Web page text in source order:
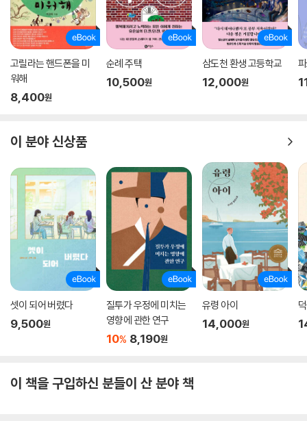
고릴라는 핸드폰을 미
워해
8,400원
순례 주택
10,500원
삼도천 환생 고등학교
12,000원
이 분야 신상품
셋이 되어 버렸다
9,500원
질투가 우정에 미치는
영향에 관한 연구
10% 8,190원
유령 아이
14,000원
이 책을 구입하신 분들이 산 분야 책